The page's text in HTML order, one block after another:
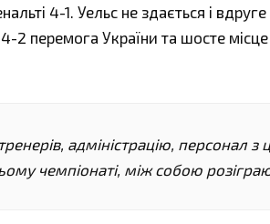
4-1. Уельс не здається і
4-2 перемога України та шосте
тренерів, адміністрацію,
чемпіонаті, між собою розіграють